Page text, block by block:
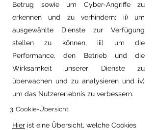
Betrug sowie um Cyber-Angriffe zu
erkennen und zu verhindern; ii) um
ausgewählte Dienste zur Verfügung
stellen zu können; iii) um die
Performance, den Betrieb und die
Wirksamkeit unserer Dienste zu
überwachen und zu analysieren und iv)
um das Nutzererlebnis zu verbessern.
3. Cookie-Übersicht:
Hier ist eine Übersicht, welche Cookies